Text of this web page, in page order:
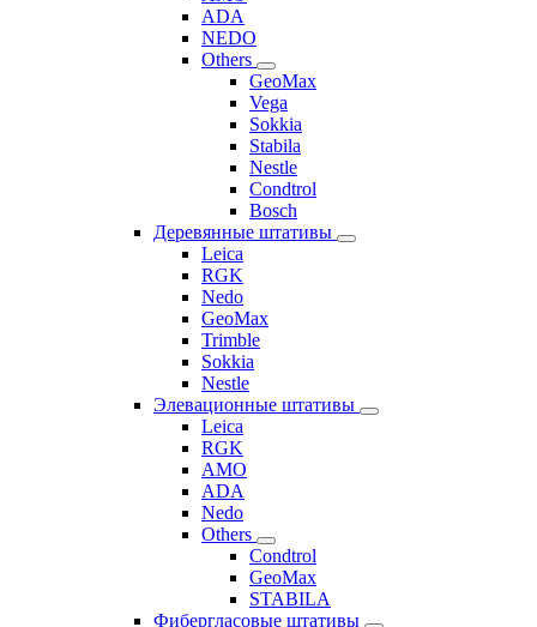
ADA
NEDO
Others
GeoMax
Vega
Sokkia
Stabila
Nestle
Condtrol
Bosch
Деревянные штативы
Leica
RGK
Nedo
GeoMax
Trimble
Sokkia
Nestle
Элевационные штативы
Leica
RGK
AMO
ADA
Nedo
Others
Condtrol
GeoMax
STABILA
Фибергласовые штативы